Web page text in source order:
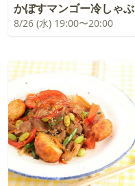
かぼすマンゴー冷しゃぶ
8/26 (水) 19:00〜20:00